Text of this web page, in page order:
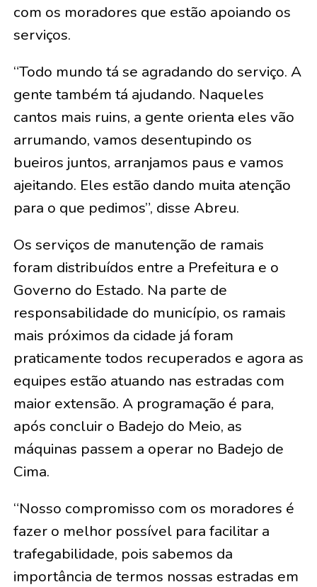
com os moradores que estão apoiando os
serviços.
“Todo mundo tá se agradando do serviço. A
gente também tá ajudando. Naqueles
cantos mais ruins, a gente orienta eles vão
arrumando, vamos desentupindo os
bueiros juntos, arranjamos paus e vamos
ajeitando. Eles estão dando muita atenção
para o que pedimos”, disse Abreu.
Os serviços de manutenção de ramais
foram distribuídos entre a Prefeitura e o
Governo do Estado. Na parte de
responsabilidade do município, os ramais
mais próximos da cidade já foram
praticamente todos recuperados e agora as
equipes estão atuando nas estradas com
maior extensão. A programação é para,
após concluir o Badejo do Meio, as
máquinas passem a operar no Badejo de
Cima.
“Nosso compromisso com os moradores é
fazer o melhor possível para facilitar a
trafegabilidade, pois sabemos da
importância de termos nossas estradas em